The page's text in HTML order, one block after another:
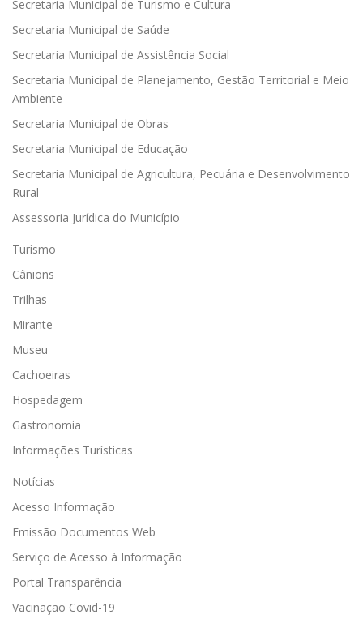
Secretaria Municipal de Turismo e Cultura
Secretaria Municipal de Saúde
Secretaria Municipal de Assistência Social
Secretaria Municipal de Planejamento, Gestão Territorial e Meio
Ambiente
Secretaria Municipal de Obras
Secretaria Municipal de Educação
Secretaria Municipal de Agricultura, Pecuária e Desenvolvimento
Rural
Assessoria Jurídica do Município
Turismo
Cânions
Trilhas
Mirante
Museu
Cachoeiras
Hospedagem
Gastronomia
Informações Turísticas
Notícias
Acesso Informação
Emissão Documentos Web
Serviço de Acesso à Informação
Portal Transparência
Vacinação Covid-19